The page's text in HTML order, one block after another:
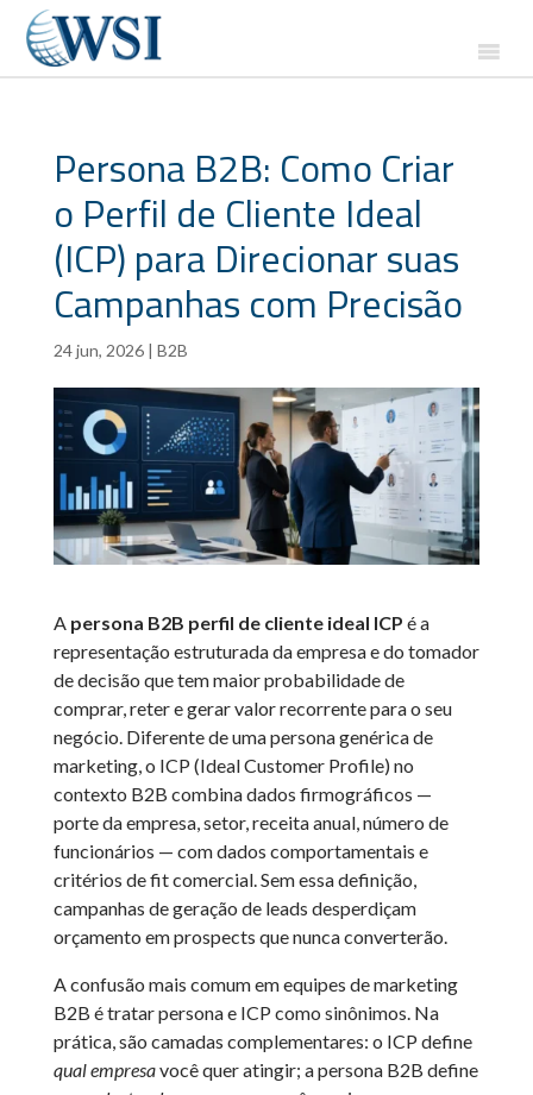
Persona B2B: Como Criar
o Perfil de Cliente Ideal
(ICP) para Direcionar suas
Campanhas com Precisão
24 jun, 2026| B2B
A persona B2B perfil de cliente ideal ICP é a
representação estruturada da empresa e do tomador
de decisão que tem maior probabilidade de
comprar, reter e gerar valor recorrente para o seu
negócio. Diferente de uma persona genérica de
marketing, o ICP (Ideal Customer Profile) no
contexto B2B combina dados firmográficos —
porte da empresa, setor, receita anual, número de
funcionários — com dados comportamentais e
critérios de fit comercial. Sem essa definição,
campanhas de geração de leads desperdiçam
orçamento em prospects que nunca converterão.
A confusão mais comum em equipes de marketing
B2B é tratar persona e ICP como sinônimos. Na
prática, são camadas complementares: o ICP define
qual empresavocê quer atingir; a persona B2B define